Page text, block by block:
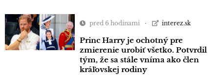
pred 6 hodinami interez.sk
Princ Harry je ochotný pre
zmierenie urobiť všetko. Potvrdil
tým, že sa stále vníma ako člen
kráľovskej rodiny